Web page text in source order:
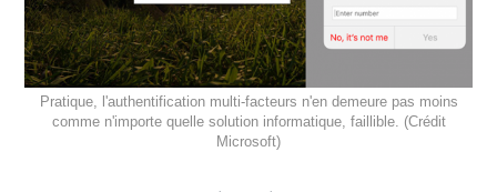
Pratique, l'authentification multi-facteurs n'en demeure pas moins
comme n'importe quelle solution informatique, faillible. (Crédit
Microsoft)